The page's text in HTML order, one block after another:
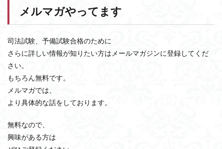
メルマガやってます
司法試験、予備試験合格のために
さらに詳しい情報が知りたい方はメールマガジンに登録してくだ
さい。
もちろん無料です。
メルマガでは、
より具体的な話をしております。
無料なので、
興味がある方は